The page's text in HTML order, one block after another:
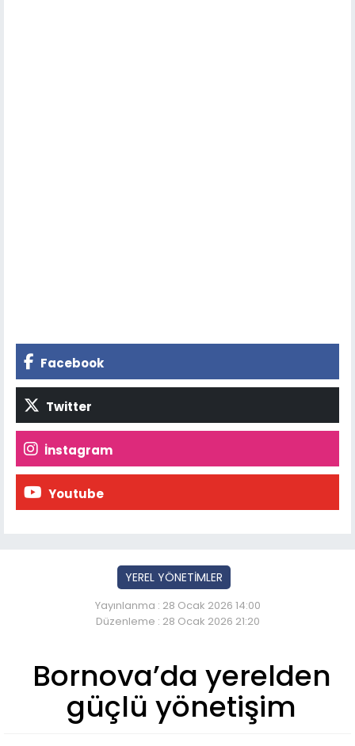
Facebook
Twitter
İnstagram
Youtube
YEREL YÖNETİMLER
Yayınlanma : 28 Ocak 2026 14:00
Düzenleme : 28 Ocak 2026 21:20
Bornova’da yerelden
güçlü yönetişim